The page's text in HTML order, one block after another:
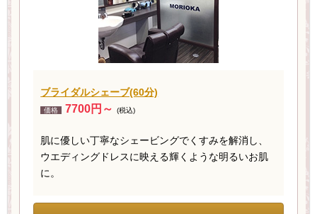
ブライダルシェーブ(60分)
価格 7700円～ (税込)
肌に優しい丁寧なシェービングでくすみを解消し、
ウエディングドレスに映える輝くような明るいお肌
に。